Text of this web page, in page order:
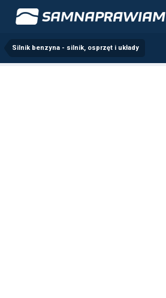
Silnik benzyna - silnik, osprzęt i układy